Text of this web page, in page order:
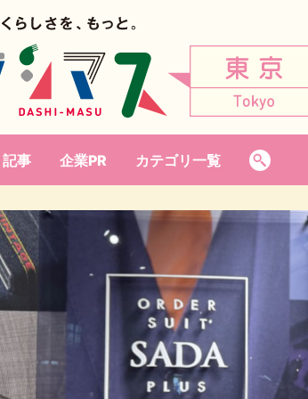
記事 企業PR カテゴリ一覧